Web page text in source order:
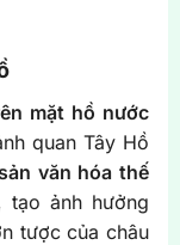
mặt hồ nước
quan Tây Hồ
văn hóa thế
tạo ảnh hưởng
tược của châu